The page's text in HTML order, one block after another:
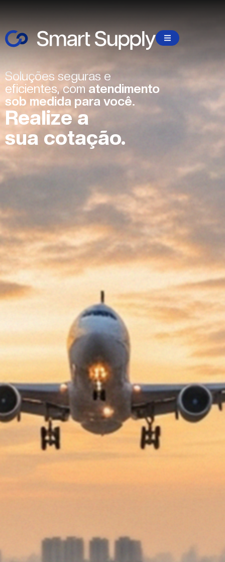
Soluções seguras e
eficientes, com atendimento
sob medida para você.
Realize a
sua cotação.